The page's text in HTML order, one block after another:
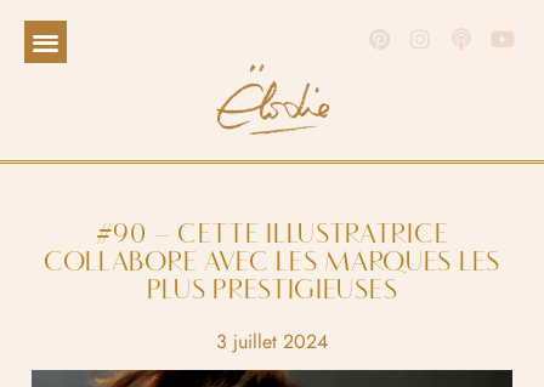
#90 – CETTE ILLUSTRATRICE
COLLABORE AVEC LES MARQUES LES
PLUS PRESTIGIEUSES
3 juillet 2024